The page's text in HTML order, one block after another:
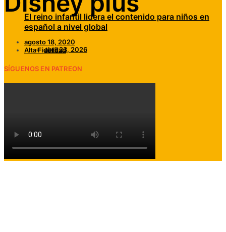
El reino infantil lidera el contenido para niños en
español a nivel global
abril 23, 2026
SÍGUENOS EN PATREON
agosto 18, 2020
Alta Fidelidad